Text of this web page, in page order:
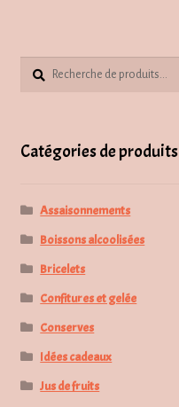
Recherche
Recherche
Catégories de produits
Assaisonnements
Boissons alcoolisées
Bricelets
Confitures et gelée
Conserves
Idées cadeaux
Jus de fruits